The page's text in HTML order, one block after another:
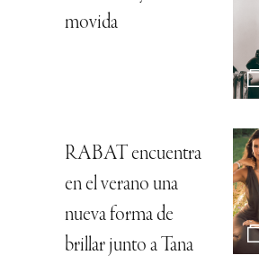
movida
RABAT encuentra
en el verano una
nueva forma de
brillar junto a Tana